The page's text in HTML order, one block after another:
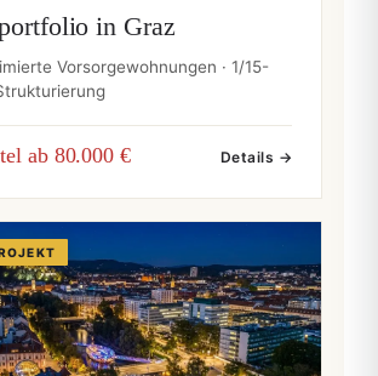
in Graz
Vorsorgewohnungen · 1/15-
ab 80.000 € Details →